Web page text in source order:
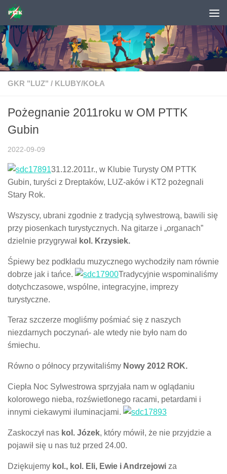
Skip to content
GKR "LUZ" / KLUBY/KOŁA
Pożegnanie 2011roku w OM PTTK
Gubin
2022-09-09
31.12.2011r., w Klubie Turysty OM PTTK
Gubin, turyści z Dreptaków, LUZ-aków i KT2 pożegnali
Stary Rok.
Wszyscy, ubrani zgodnie z tradycją sylwestrową, bawili się
przy piosenkach turystycznych. Na gitarze i „organach”
dzielnie przygrywał kol. Krzysiek.
Śpiewy bez podkładu muzycznego wychodziły nam równie
dobrze jak i tańce.
Tradycyjnie wspominaliśmy
dotychczasowe, wspólne, integracyjne, imprezy
turystyczne.
Teraz szczerze mogliśmy pośmiać się z naszych
niezdarnych poczynań- ale wtedy nie było nam do
śmiechu.
Równo o północy przywitaliśmy Nowy 2012 ROK.
Ciepła Noc Sylwestrowa sprzyjała nam w oglądaniu
kolorowego nieba, rozświetlonego racami, petardami i
innymi ciekawymi iluminacjami.
Zaskoczył nas kol. Józek, który mówił, że nie przyjdzie a
pojawił się u nas tuż przed 24.00.
Dziękujemy kol., kol. Eli, Ewie i Andrzejowi za